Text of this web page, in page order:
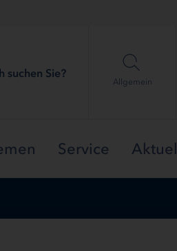
suchen Sie?
Allgemein
Service